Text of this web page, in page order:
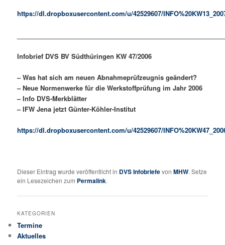
https://dl.dropboxusercontent.com/u/42529607/
Infobrief DVS BV Südthüringen KW 47/2006
– Was hat sich am neuen Abnahmeprüfzeugnis geändert?
– Neue Normenwerke für die Werkstoffprüfung im Jahr 2006
– Info DVS-Merkblätter
– IFW Jena jetzt Günter-Köhler-Institut
https://dl.dropboxusercontent.com/u/42529607/
Dieser Eintrag wurde veröffentlicht in DVS InfobriefevonMHW. Setze
ein Lesezeichen zum Permalink.
KATEGORIEN
Termine
Aktuelles